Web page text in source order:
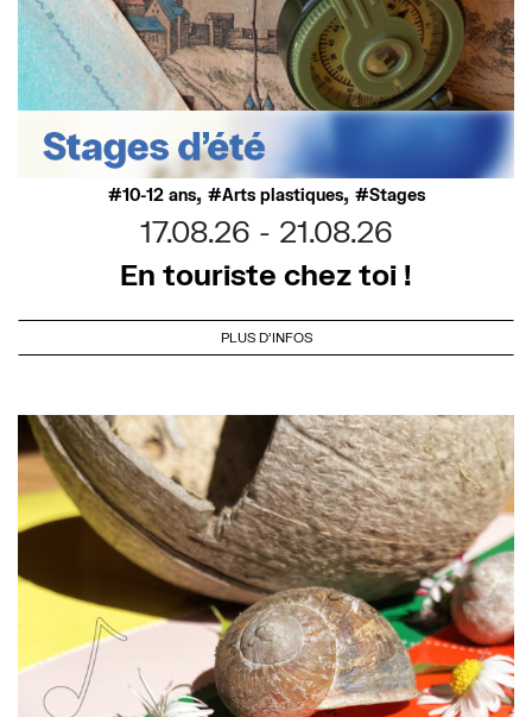
10-12 ans, Arts plastiques, Stages
17.08.26
21.08.26
En touriste chez toi !
PLUS D'INFOS